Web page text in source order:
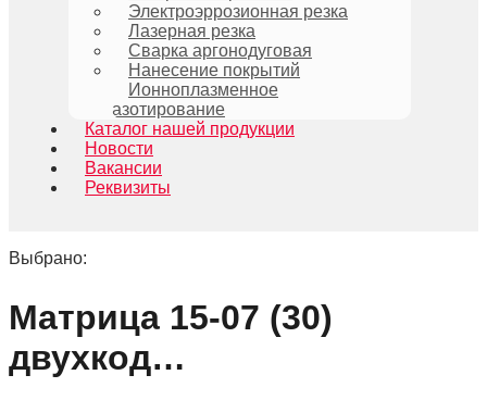
Электроэррозионная резка
Лазерная резка
Сварка аргонодуговая
Нанесение покрытий
Ионноплазменное
азотирование
Каталог нашей продукции
Новости
Вакансии
Реквизиты
Выбрано:
Матрица 15-07 (30)
двухкод…